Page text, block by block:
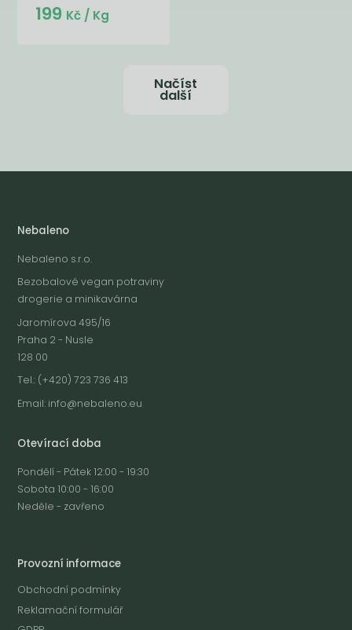
199 Kč / Kg
Načíst
další
Nebaleno
Nebaleno s.r.o.
Bezobalové vegan potraviny
drogerie a minikavárna
Jaromírova 495/16
Praha 2 - Nusle
128 00
Tel.: (+420) 723 736 413
Email: info@nebaleno.eu
Otevírací doba
Pondělí - Pátek 12:00 - 19:30
Sobota 10:00 - 16:00
Neděle - zavřeno
Provozní informace
Obchodní podmínky
Reklamační formulář